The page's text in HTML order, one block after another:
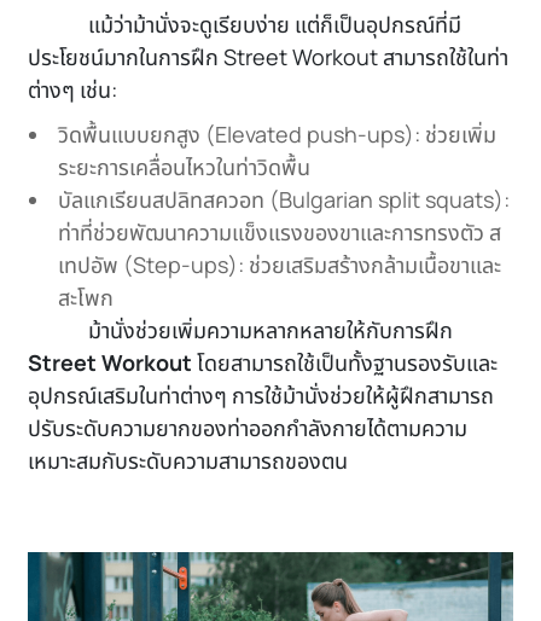
แม้ว่าม้านั่งจะดูเรียบง่าย แต่ก็เป็นอุปกรณ์ที่มี
ประโยชน์มากในการฝึก Street Workout สามารถใช้ในท่า
ต่างๆ เช่น:
วิดพื้นแบบยกสูง (Elevated push-ups): ช่วยเพิ่ม
ระยะการเคลื่อนไหวในท่าวิดพื้น
บัลแกเรียนสปลิทสควอท (Bulgarian split squats):
ท่าที่ช่วยพัฒนาความแข็งแรงของขาและการทรงตัว ส
เทปอัพ (Step-ups): ช่วยเสริมสร้างกล้ามเนื้อขาและ
สะโพก
ม้านั่งช่วยเพิ่มความหลากหลายให้กับการฝึก
Street Workout โดยสามารถใช้เป็นทั้งฐานรองรับและ
อุปกรณ์เสริมในท่าต่างๆ การใช้ม้านั่งช่วยให้ผู้ฝึกสามารถ
ปรับระดับความยากของท่าออกกำลังกายได้ตามความ
เหมาะสมกับระดับความสามารถของตน